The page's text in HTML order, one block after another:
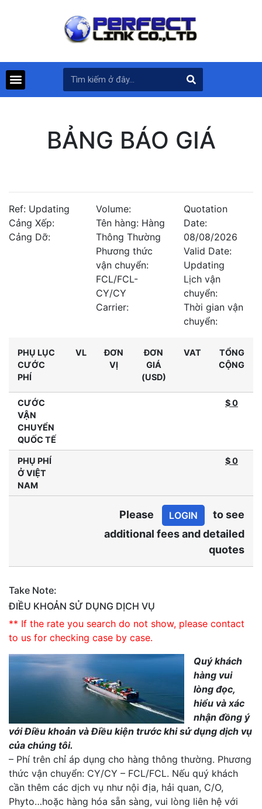
BẢNG BÁO GIÁ
Ref: Updating
Cảng Xếp:
Cảng Dỡ:
Volume:
Tên hàng: Hàng
Thông Thường
Phương thức
vận chuyển:
FCL/FCL-
CY/CY
Carrier:
Quotation
Date:
08/08/2026
Valid Date:
Updating
Lịch vận
chuyển:
Thời gian vận
chuyển:
PHỤ LỤC
CƯỚC
PHÍ
VL
ĐƠN
VỊ
ĐƠN
GIÁ
(USD)
VAT
TỔNG
CỘNG
CƯỚC
VẬN
CHUYỂN
QUỐC TẾ
$ 0
PHỤ PHÍ
Ở VIỆT
NAM
$0
Please LOGIN
to see
additional fees and detailed
quotes
Take Note:
ĐIỀU KHOẢN SỬ DỤNG DỊCH VỤ
** If the rate you search do not show, please contact
to us for checking case by case.
Quý khách
hàng vui
lòng đọc,
hiểu và xác
nhận đồng ý
với Điều khoản và Điều kiện trước khi sử dụng dịch vụ
của chúng tôi.
– Phí trên chỉ áp dụng cho hàng thông thường. Phương
thức vận chuyển: CY/CY – FCL/FCL. Nếu quý khách
cần thêm các dịch vụ như nội địa, hải quan, C/O,
Phyto…hoặc hàng hóa sẵn sàng, vui lòng liên hệ với